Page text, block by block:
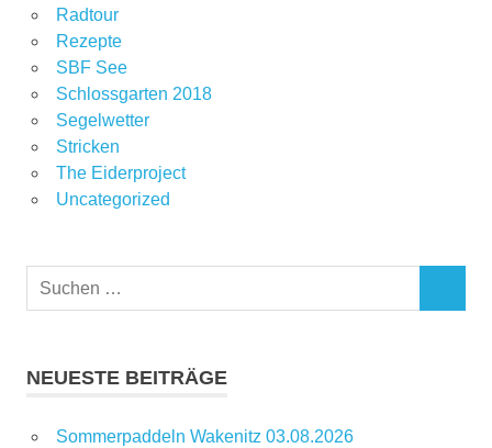
Radtour
Rezepte
SBF See
Schlossgarten 2018
Segelwetter
Stricken
The Eiderproject
Uncategorized
Suchen
NEUESTE BEITRÄGE
Sommerpaddeln Wakenitz 03.08.2026